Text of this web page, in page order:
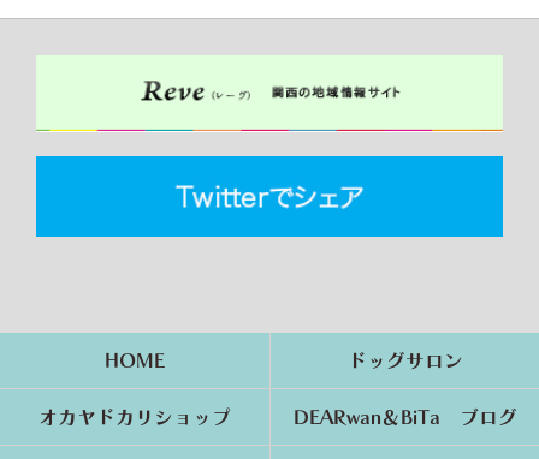
HOME ドッグサロン
オカヤドカリショップ DEARwan＆BiTa ブログ